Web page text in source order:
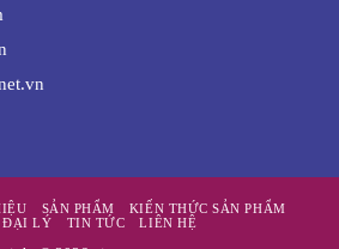
SẢN PHẨM
KIẾN THỨC SẢN PHẨM
ĐẠI LÝ
TIN TỨC LIÊN HỆ